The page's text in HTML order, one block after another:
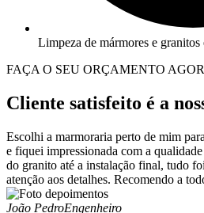
Limpeza de mármores e
FAÇA O SEU ORÇAMENTO
Cliente satisfeito é a
Escolhi a marmoraria perto de mim
e fiquei impressionada com a
do granito até a instalação final, tudo
atenção aos detalhes. Recomendo a
João PedroEngenheiro